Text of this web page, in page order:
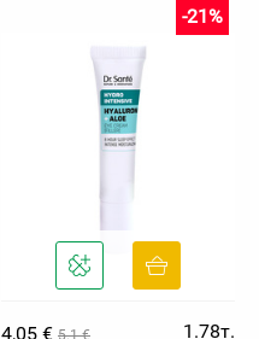
4,05 € 5.1 €
-21%
1.78т.